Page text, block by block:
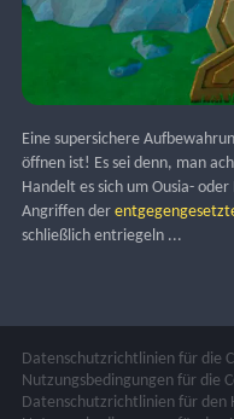
Eine supersichere
öffnen ist! Es sei denn, man
Handelt es sich um Ousia-
Angriffen der
schließlich entriegeln ...
Datenschutzrichtlinien für die
Nutzungsbedingungen für die
Datenschutzrichtlinien für den